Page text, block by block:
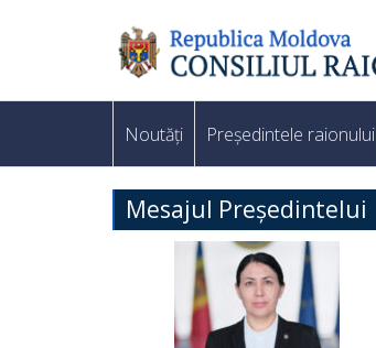
Noutăți Președintele raionului
Mesajul Președintelui